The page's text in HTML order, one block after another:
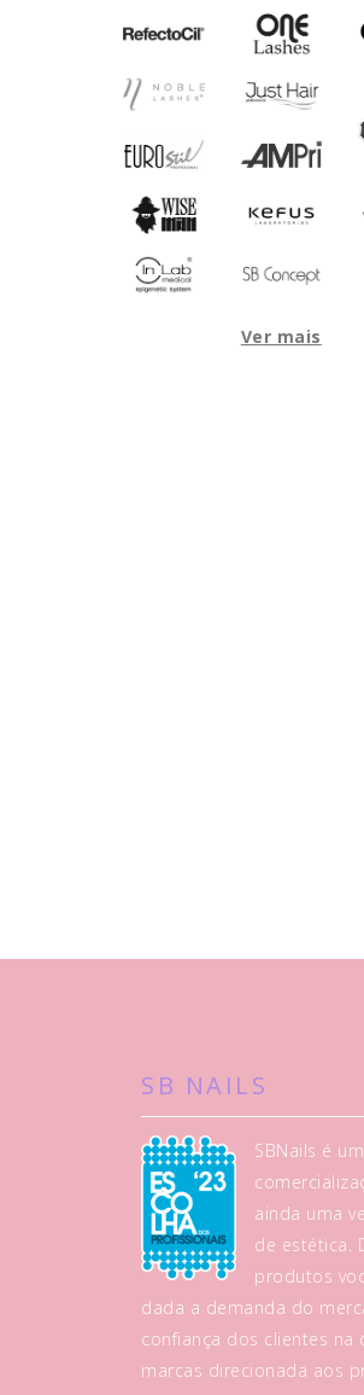
Ver mais
SB NAILS
SBNails é
ainda uma
de estética.
produtos
dada a demanda do
confiança dos clientes na
marcas direcionada aos